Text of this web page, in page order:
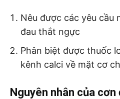
Nêu được các yêu cầu
đau thắt ngực
Phân biệt được thuốc
kênh calci về mặt cơ
Nguyên nhân của